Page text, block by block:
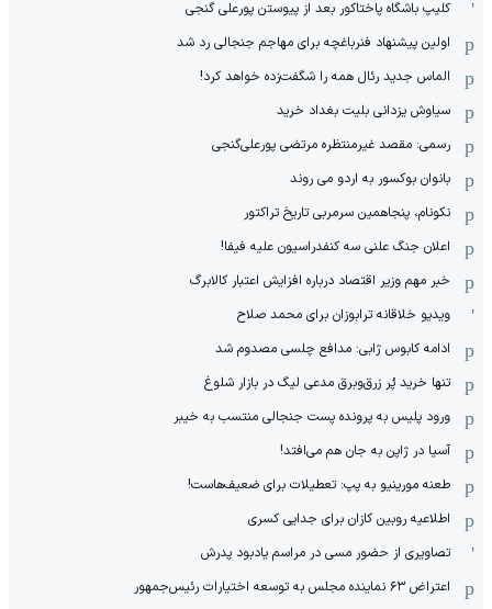
کلیپ باشگاه پاختاکور بعد از پیوستن پورعلی گنجی
اولین پیشنهاد فنرباغچه برای مهاجم جنجالی رد شد
الماس جدید رئال همه را شگفت‌زده خواهد کرد!
سیاوش یزدانی بلیت بغداد خرید
رسمی: مقصد غیرمنتظره مرتضی پورعلی‌گنجی
بانوان بوکسور به اردو می روند
نکونام، پنجاهمین سرمربی تاریخ تراکتور
اعلان جنگ علنی سه کنفدراسیون علیه فیفا!
خبر مهم وزیر اقتصاد درباره افزایش اعتبار کالابرگ
ویدیو خلاقانه ترابوزان برای محمد صلاح
ادامه کابوس ژابی: مدافع چلسی مصدوم شد
تنها خرید پُر زرق‌وبرق مدعی لیگ در بازار شلوغ
ورود پلیس به پرونده پست جنجالی منتسب به خیبر
آسیا در ژاپن به جان هم می‌افتد!
طعنه مورینیو به پپ: تعطیلات برای ضعیف‌هاست!
اطلاعیه روبین کازان برای جدایی کسری
تصاویری از حضور مسی در مراسم یادبود پدرش
اعتراض ۶۳ نماینده مجلس به توسعه اختیارات رئیس‌جمهور